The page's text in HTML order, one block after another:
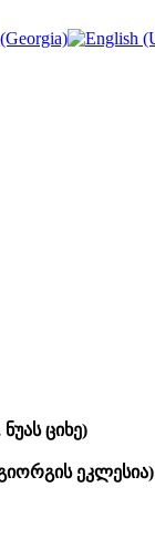
ციხე)
ეკლესია)